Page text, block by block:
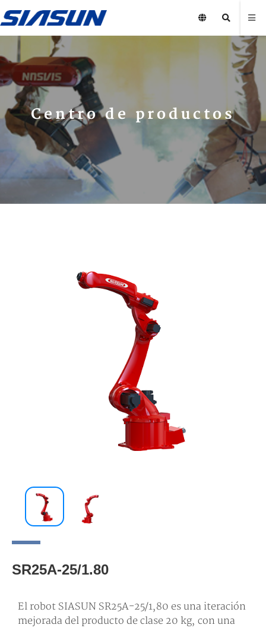
Centro de productos
SR25A-25/1.80
El robot SIASUN SR25A-25/1,80 es una iteración
mejorada del producto de clase 20 kg, con una